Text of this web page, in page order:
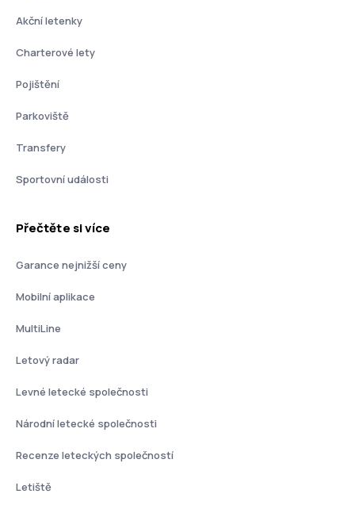
Akční letenky
Charterové lety
Pojištění
Parkoviště
Transfery
Sportovní události
Přečtěte si více
Garance nejnižší ceny
Mobilní aplikace
MultiLine
Letový radar
Levné letecké společnosti
Národní letecké společnosti
Recenze leteckých společností
Letiště